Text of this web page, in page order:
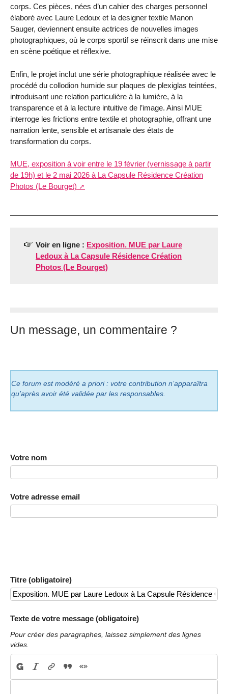
corps. Ces pièces, nées d’un cahier des charges personnel
élaboré avec Laure Ledoux et la designer textile Manon
Sauger, deviennent ensuite actrices de nouvelles images
photographiques, où le corps sportif se réinscrit dans une mise
en scène poétique et réflexive.
Enfin, le projet inclut une série photographique réalisée avec le
procédé du collodion humide sur plaques de plexiglas teintées,
introduisant une relation particulière à la lumière, à la
transparence et à la lecture intuitive de l’image. Ainsi MUE
interroge les frictions entre textile et photographie, offrant une
narration lente, sensible et artisanale des états de
transformation du corps.
MUE, exposition à voir entre le 19 février (vernissage à partir
de 19h) et le 2 mai 2026 à La Capsule Résidence Création
Photos (Le Bourget)
Voir en ligne : Exposition. MUE par Laure
Ledoux à La Capsule Résidence Création
Photos (Le Bourget)
Un message, un commentaire ?
Ce forum est modéré a priori : votre contribution n’apparaîtra
qu’après avoir été validée par les responsables.
Votre nom
Votre adresse email
Titre (obligatoire)
Texte de votre message (obligatoire)
Pour créer des paragraphes, laissez simplement des lignes
vides.